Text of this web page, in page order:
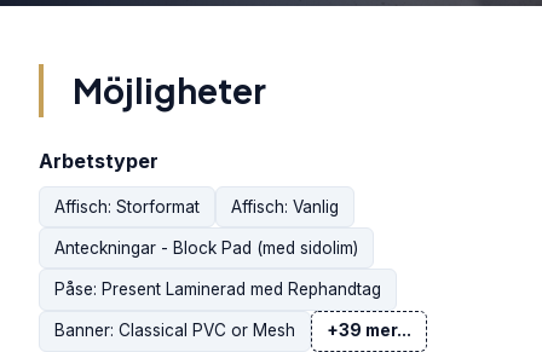
Möjligheter
Arbetstyper
Affisch: Storformat Affisch: Vanlig
Anteckningar - Block Pad (med sidolim)
Påse: Present Laminerad med Rephandtag
Banner: Classical PVC or Mesh +39 mer...